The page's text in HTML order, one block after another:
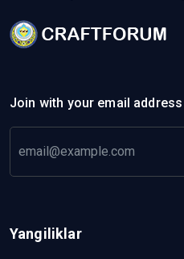
Join with your email address
Yangiliklar